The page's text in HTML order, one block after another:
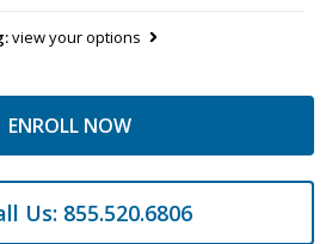
view your options
ENROLL NOW
Us: 855.520.6806